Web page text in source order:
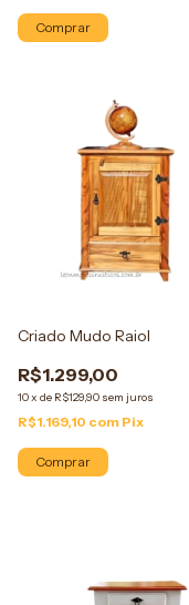
Comprar
Criado Mudo Raiol
R$1.299,00
10x de R$129,90 sem juros
R$1.169,10 com Pix
Comprar